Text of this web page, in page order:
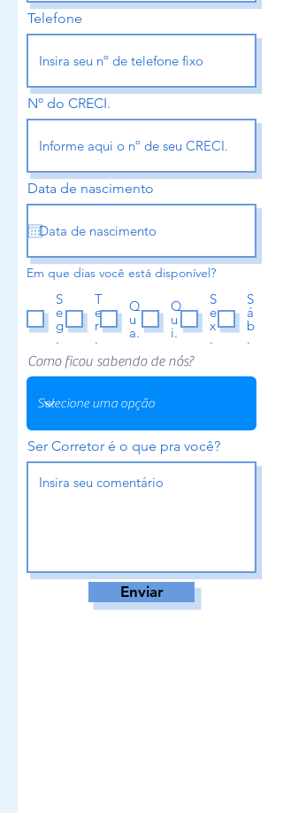
Telefone
Nº do CRECI.
Data de nascimento
Em que dias você está disponível?
S
e
g
.
T
e
r
.
Q
u
a.
Q
u
i.
S
e
x
.
S
á
b
.
Como ficou sabendo de nós?
Ser Corretor é o que pra você?
Enviar